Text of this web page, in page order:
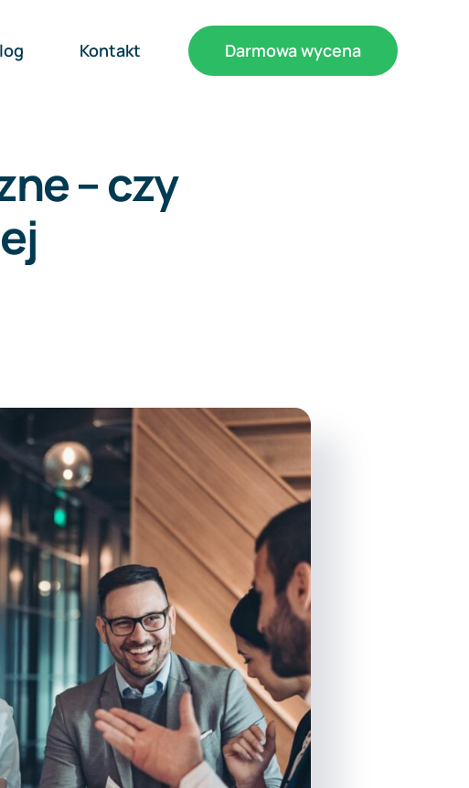
Kontakt Darmowa wycena
– czy